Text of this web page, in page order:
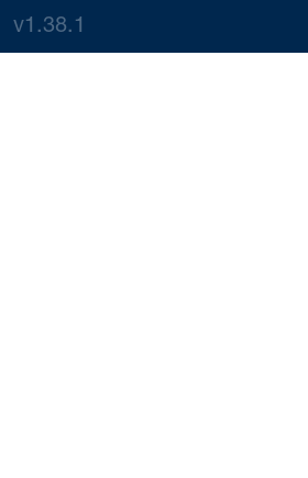
v1.38.1